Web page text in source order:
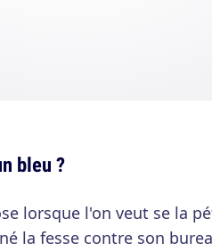
bleu ?
lorsque l'on veut se la
la fesse contre son